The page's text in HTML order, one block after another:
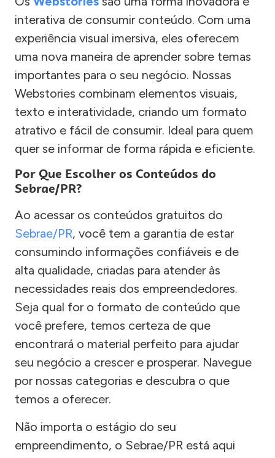
interativa de consumir conteúdo. Com uma
experiência visual imersiva, eles oferecem
uma nova maneira de aprender sobre temas
importantes para o seu negócio. Nossas
Webstories combinam elementos visuais,
texto e interatividade, criando um formato
atrativo e fácil de consumir. Ideal para quem
quer se informar de forma rápida e eficiente.
Por Que Escolher os Conteúdos do
Sebrae/PR?
Ao acessar os conteúdos gratuitos do
Sebrae/PR, você tem a garantia de estar
consumindo informações confiáveis e de
alta qualidade, criadas para atender às
necessidades reais dos empreendedores.
Seja qual for o formato de conteúdo que
você prefere, temos certeza de que
encontrará o material perfeito para ajudar
seu negócio a crescer e prosperar. Navegue
por nossas categorias e descubra o que
temos a oferecer.
Não importa o estágio do seu
empreendimento, o Sebrae/PR está aqui